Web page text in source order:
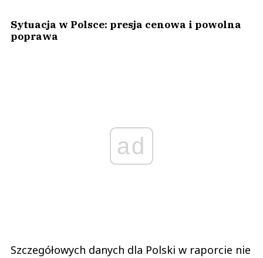
Sytuacja w Polsce: presja cenowa i powolna
poprawa
ad
Szczegółowych danych dla Polski w raporcie nie